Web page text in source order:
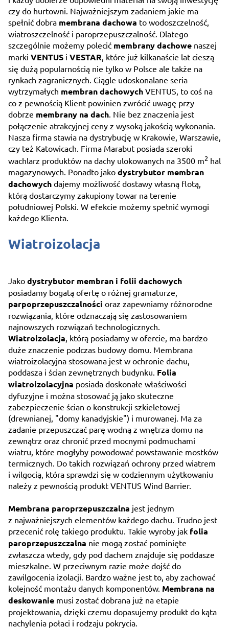
czy do hurtowni. Najważniejszym zadaniem jakie ma
spełnić dobra membrana dachowa to wodoszczelność,
wiatroszczelność i paroprzepuszczalność. Dlatego
szczególnie możemy polecić membrany dachowe naszej
marki VENTUS i VESTAR , które już kilkanaście lat cieszą
się dużą popularnością nie tylko w Polsce ale także na
rynkach zagranicznych. Ciągle udoskonalane seria
wytrzymałych membran dachowych VENTUS, to coś na
co z pewnością Klient powinien zwrócić uwagę przy
dobrze membrany na dach . Nie bez znaczenia jest
połączenie atrakcyjnej ceny z wysoką jakością wykonania.
Nasza firma stawia na dystrybucję w Krakowie, Warszawie,
czy też Katowicach. Firma Marabut posiada szeroki
wachlarz produktów na dachy ulokowanych na 3500 m2 hal
magazynowych. Ponadto jako dystrybutor membran
dachowych dajemy możliwość dostawy własną flotą,
którą dostarczymy zakupiony towar na terenie
południowej Polski. W efekcie możemy spełnić wymogi
każdego Klienta.
Wiatroizolacja
Jako dystrybutor membran i folii dachowych
posiadamy bogatą ofertę o różnej gramaturze,
parpoprzepuszczalności oraz zapewniamy różnorodne
rozwiązania, które odznaczają się zastosowaniem
najnowszych rozwiązań technologicznych.
Wiatroizolacja, którą posiadamy w ofercie, ma bardzo
duże znaczenie podczas budowy domu. Membrana
wiatroizolacyjna stosowana jest w ochronie dachu,
poddasza i ścian zewnętrznych budynku. Folia
wiatroizolacyjna posiada doskonałe właściwości
dyfuzyjne i można stosować ją jako skuteczne
zabezpieczenie ścian o konstrukcji szkieletowej
(drewnianej, "domy kanadyjskie") i murowanej. Ma za
zadanie przepuszczać parę wodną z wnętrza domu na
zewnątrz oraz chronić przed mocnymi podmuchami
wiatru, które mogłyby powodować powstawanie mostków
termicznych. Do takich rozwiązań ochrony przed wiatrem
i wilgocią, która sprawdzi się w codziennym użytkowaniu
należy z pewnością produkt VENTUS Wind Barrier.
Membrana paroprzepuszczalna jest jednym
z najważniejszych elementów każdego dachu. Trudno jest
przecenić rolę takiego produktu. Takie wyroby jak folia
paroprzepuszczalna nie mogą zostać pominięte
zwłaszcza wtedy, gdy pod dachem znajduje się poddasze
mieszkalne. W przeciwnym razie może dojść do
zawilgocenia izolacji. Bardzo ważne jest to, aby zachować
kolejność montażu danych komponentów. Membrana na
deskowanie musi zostać dobrana już na etapie
projektowania, dzięki czemu dopasujemy produkt do kąta
nachylenia połaci i rodzaju pokrycia.